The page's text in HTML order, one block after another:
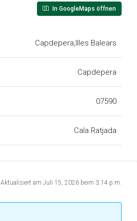
In GoogleMaps öffnen
Capdepera,Illes Balears
Capdepera
07590
Cala Ratjada
Aktualisiert am Juli 15, 2026 beim 3:14 p.m.